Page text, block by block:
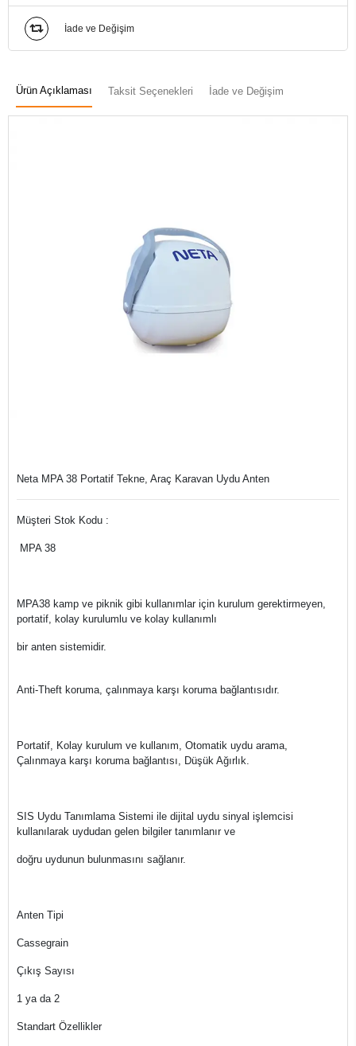
İade ve Değişim
Ürün Açıklaması Taksit Seçenekleri İade ve Değişim
Neta MPA 38 Portatif Tekne, Araç Karavan Uydu Anten
Müşteri Stok Kodu :
MPA 38
MPA38 kamp ve piknik gibi kullanımlar için kurulum gerektirmeyen,
portatif, kolay kurulumlu ve kolay kullanımlı
bir anten sistemidir.
Anti-Theft koruma, çalınmaya karşı koruma bağlantısıdır.
Portatif, Kolay kurulum ve kullanım, Otomatik uydu arama,
Çalınmaya karşı koruma bağlantısı, Düşük Ağırlık.
SIS Uydu Tanımlama Sistemi ile dijital uydu sinyal işlemcisi
kullanılarak uydudan gelen bilgiler tanımlanır ve
doğru uydunun bulunmasını sağlanır.
Anten Tipi
Cassegrain
Çıkış Sayısı
1 ya da 2
Standart Özellikler